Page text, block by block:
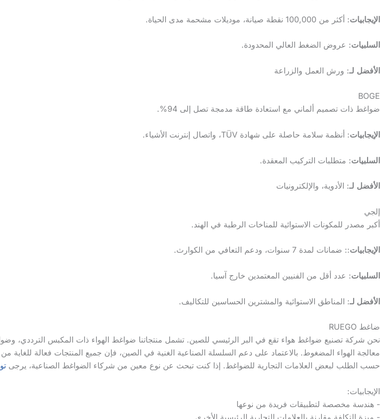
الإيجابيات: أكثر من 100,000 نقطة صيانة، موديلات مشحمة مدى الحياة.
السلبيات: عروض الضغط العالي المحدودة.
الأفضل لـ: ورش العمل والزراعة
BOGE
ضواغط ذات تصميم ألماني مع استعادة طاقة مدمجة تصل إلى 94%.
الإيجابيات: أنظمة سلامة حاصلة على شهادة TÜV، واتصال إنترنت الأشياء.
السلبيات: متطلبات التركيب المعقدة.
الأفضل لـ: الأدوية، والإلكترونيات
إلجي
أكبر مصدر للمكونات الاستوائية للمناخات الرطبة في الهند.
الإيجابيات:: ضمانات لمدة 7 سنوات، ودعم التعافي من الكوارث.
السلبيات: عدد أقل من الفنيين المعتمدين خارج آسيا.
الأفضل لـ: المناطق الاستوائية والمشترين الحساسين للتكاليف.
ضاغط RUEGO
نحن شركة تصنيع ضواغط هواء تقع في البر الرئيسي للصين. تشمل منتجاتنا ضواغط الهواء ذات المكبس الترددي،
معالجة الهواء المضغوط. بالاعتماد على دعم السلسلة الصناعية الغنية في الصين، فإن جميع المنتجات فعالة
حسب الطلب لبعض العلامات التجارية للضواغط. إذا كنت تبحث عن نوع معين من شركاء الضواغط الصناعية، يرجى
الإيجابيات:
- هندسة مخصصة لتطبيقات فريدة من نوعها
- ميزة التكلفة مقارنة بالعلامات التجارية الرئيسية الأخرى